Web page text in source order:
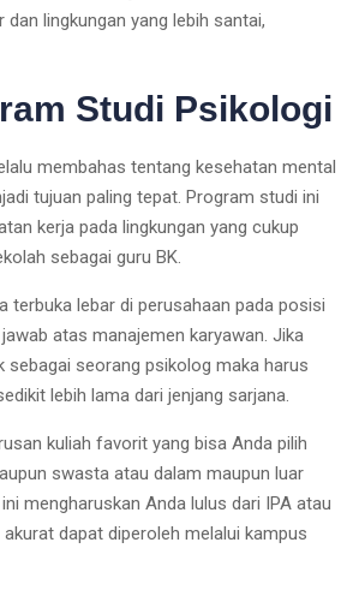
dan lingkungan yang lebih santai,
Studi Psikologi
membahas tentang kesehatan mental
tujuan paling tepat. Program studi ini
kerja pada lingkungan yang cukup
sebagai guru BK.
terbuka lebar di perusahaan pada posisi
atas manajemen karyawan. Jika
sebagai seorang psikolog maka harus
lebih lama dari jenjang sarjana.
kuliah favorit yang bisa Anda pilih
swasta atau dalam maupun luar
mengharuskan Anda lulus dari IPA atau
dapat diperoleh melalui kampus